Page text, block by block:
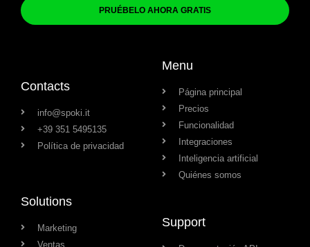
PRUÉBELO AHORA GRATIS
Contacts
info@spoki.it
+39 351 5495135
Política de privacidad
Menu
Página principal
Precios
Funcionalidad
Integraciones
Inteligencia artificial
Quiénes somos
Solutions
Marketing
Ventas
Support